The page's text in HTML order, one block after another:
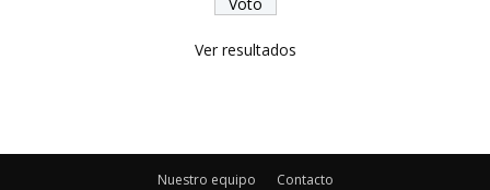
Ver resultados
Nuestro equipo Contacto